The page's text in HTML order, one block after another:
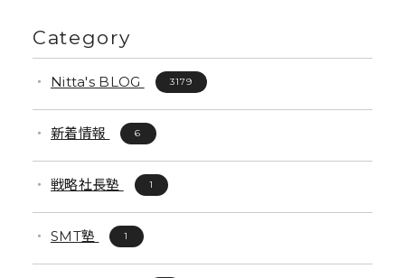
Category
Nitta's BLOG 3179
新着情報 6
戦略社長塾 1
SMT塾 1